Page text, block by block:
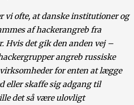
vi ofte, at danske institutioner og
af hackerangreb fra
Hvis det gik den anden vej –
angreb russiske
for enten at lægge
eller skaffe sig adgang til
det så være ulovligt